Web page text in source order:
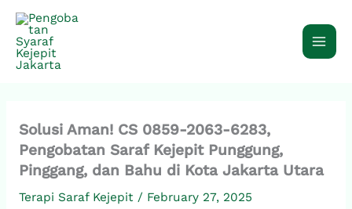
content
Solusi Aman! CS 0859-2063-6283,
Pengobatan Saraf Kejepit Punggung,
Pinggang, dan Bahu di Kota Jakarta Utara
Terapi Saraf Kejepit / February 27, 2025